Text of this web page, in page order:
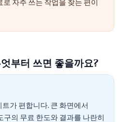
로 자주 쓰는 작업을 찾는 편이
부터 쓰면 좋을까요?
가 편합니다. 큰 화면에서
구의 무료 한도와 결과를 나란히